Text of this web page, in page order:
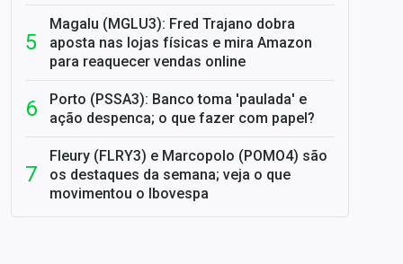
Magalu (MGLU3): Fred Trajano dobra
aposta nas lojas físicas e mira Amazon
para reaquecer vendas online
Porto (PSSA3): Banco toma 'paulada' e
ação despenca; o que fazer com papel?
Fleury (FLRY3) e Marcopolo (POMO4) são
os destaques da semana; veja o que
movimentou o Ibovespa